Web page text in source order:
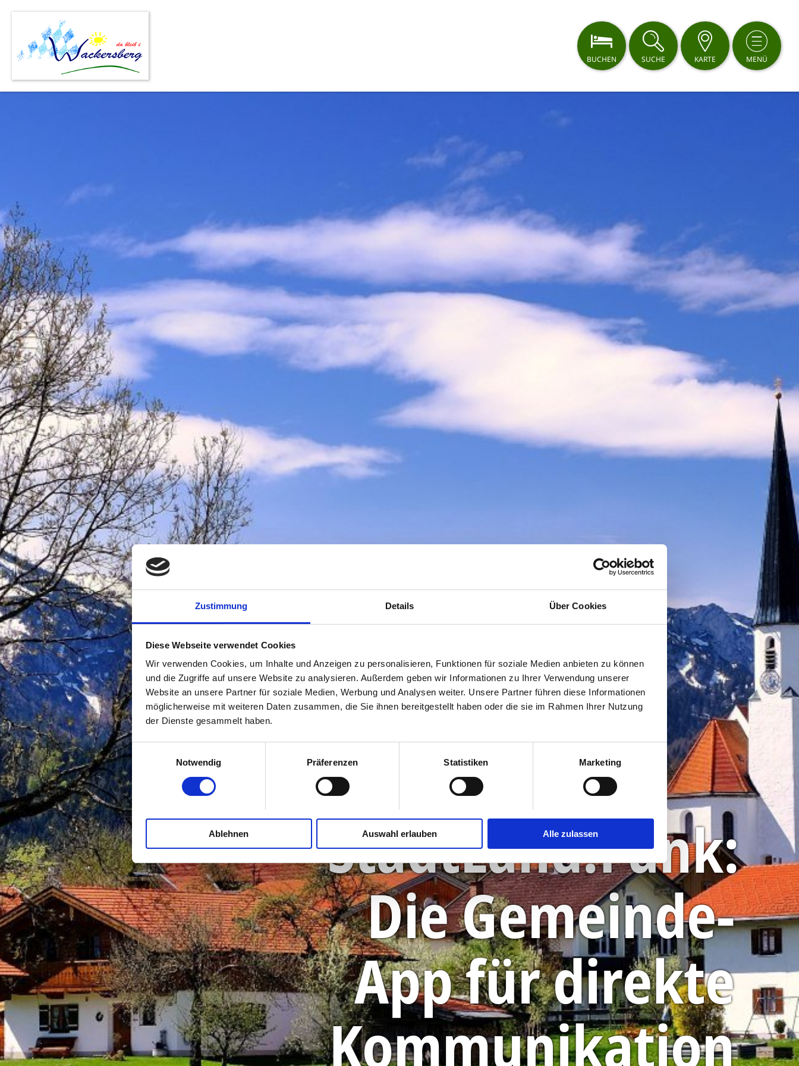
Zustimmung Details Über Cookies
Diese Webseite verwendet Cookies
Wir verwenden Cookies, um Inhalte und Anzeigen zu personalisieren, Funktionen für soziale Medien anbieten zu können
und die Zugriffe auf unsere Website zu analysieren. Außerdem geben wir Informationen zu Ihrer Verwendung unserer
Website an unsere Partner für soziale Medien, Werbung und Analysen weiter. Unsere Partner führen diese Informationen
möglicherweise mit weiteren Daten zusammen, die Sie ihnen bereitgestellt haben oder die sie im Rahmen Ihrer Nutzung
der Dienste gesammelt haben.
Notwendig
Präferenzen Statistiken Marketing
Ablehnen Auswahl erlauben Alle zulassen
BUCHEN SUCHE KARTE MENÜ
StadtLand.Funk:
Die Gemeinde-
App für direkte
Kommunikation